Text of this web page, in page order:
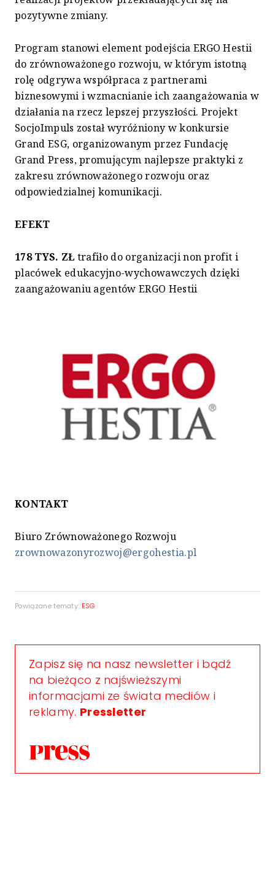
pozytywne zmiany.
Program stanowi element podejścia ERGO Hestii
do zrównoważonego rozwoju, w którym istotną
rolę odgrywa współpraca z partnerami
biznesowymi i wzmacnianie ich zaangażowania w
działania na rzecz lepszej przyszłości. Projekt
SocjoImpuls został wyróżniony w konkursie
Grand ESG, organizowanym przez Fundację
Grand Press, promującym najlepsze praktyki z
zakresu zrównoważonego rozwoju oraz
odpowiedzialnej komunikacji.
EFEKT
178 TYS. ZŁ trafiło do organizacji non profit i
placówek edukacyjno-wychowawczych dzięki
zaangażowaniu agentów ERGO Hestii
KONTAKT
Biuro Zrównoważonego Rozwoju
zrownowazonyrozwoj@ergohestia.pl
Powiązane tematy: ESG
Zapisz się na nasz newsletter i bądź
na bieżąco z najświeższymi
informacjami ze świata mediów i
reklamy. Pressletter